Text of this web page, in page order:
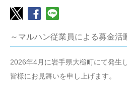
～マルハン従業員による募金活
2026年4月に岩手県大槌町にて発生
皆様にお見舞いを申し上げます。